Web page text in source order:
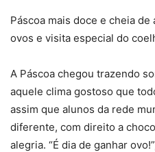
Páscoa mais doce e cheia
ovos e visita especial do
A Páscoa chegou trazendo
aquele clima gostoso que
assim que alunos da rede
diferente, com direito a
alegria. “É dia de ganhar